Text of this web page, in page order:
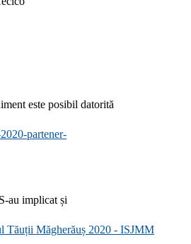
este posibil datorită
S-au implicat și